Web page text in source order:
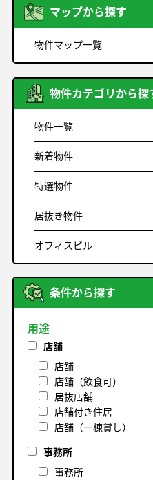
マップから探す
物件マップ一覧
物件カテゴリから探
物件一覧
新着物件
特選物件
居抜き物件
オフィスビル
条件から探す
用途
店舗
店舗
店舗（飲食可）
居抜店舗
店舗付き住居
店舗（一棟貸し）
事務所
事務所